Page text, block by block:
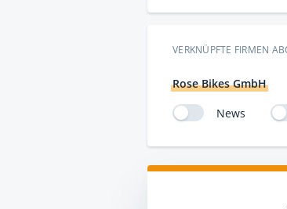
VERKNÜPFTE FIRMEN
Rose Bikes GmbH
News